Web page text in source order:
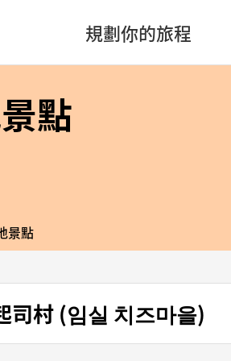
規劃你的旅程
點
景點
司村 (임실 치즈마을)